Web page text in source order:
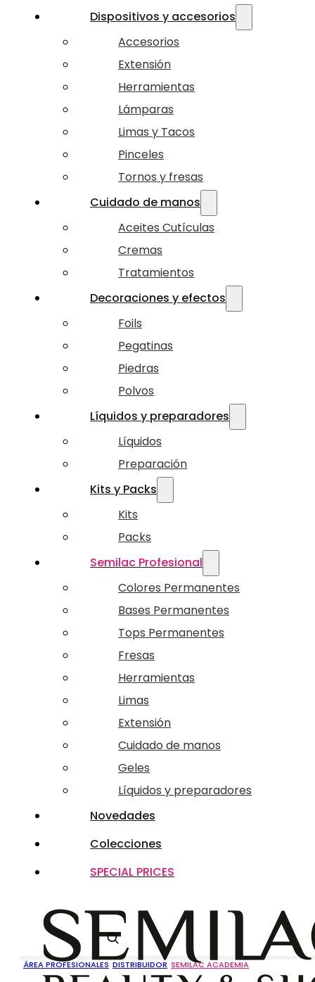
Dispositivos y accesorios
Accesorios
Extensión
Herramientas
Lámparas
Limas y Tacos
Pinceles
Tornos y fresas
Cuidado de manos
Aceites Cutículas
Cremas
Tratamientos
Decoraciones y efectos
Foils
Pegatinas
Piedras
Polvos
Líquidos y preparadores
Líquidos
Preparación
Kits y Packs
Kits
Packs
Semilac Profesional
Colores Permanentes
Bases Permanentes
Tops Permanentes
Fresas
Herramientas
Limas
Extensión
Cuidado de manos
Geles
Líquidos y preparadores
Novedades
Colecciones
SPECIAL PRICES
ÁREA PROFESIONALES DISTRIBUIDOR SEMILAC ACADEMIA